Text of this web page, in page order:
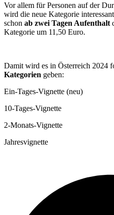
Vor allem für Personen auf der
wird die neue Kategorie
schon ab zwei Tagen Aufenthalt
Kategorie um 11,50 Euro.
Damit wird es in Österreich 2024
Kategorien geben:
Ein-Tages-Vignette (neu)
10-Tages-Vignette
2-Monats-Vignette
Jahresvignette